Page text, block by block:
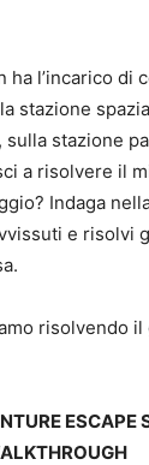
ha l’incarico di
stazione
stazione
a risolvere il
Indaga
e risolvi
risolvendo il
ESCAPE